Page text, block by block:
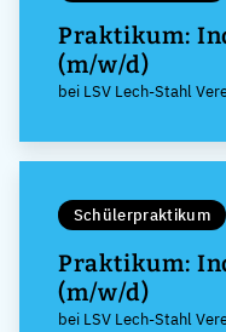
Praktikum:
(m/w/d)
bei LSV Lech-Stahl
Schülerpraktikum
Praktikum:
(m/w/d)
bei LSV Lech-Stahl